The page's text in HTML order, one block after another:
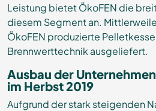
Leistung bietet ÖkoFEN die
diesem Segment an.
ÖkoFEN produzierte
Brennwerttechnik ausgeliefert.
Ausbau der
im Herbst 2019
Aufgrund der stark steigenden